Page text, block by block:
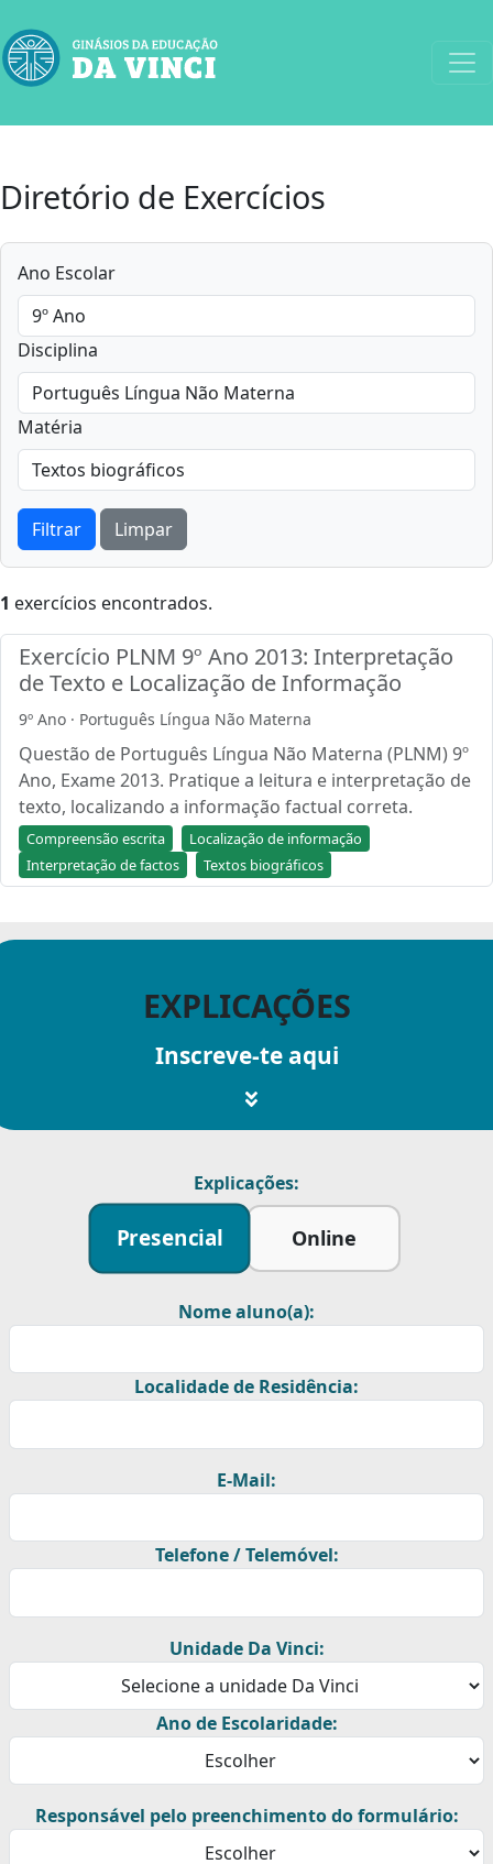
Diretório de Exercícios
Ano Escolar
Disciplina
Matéria
Filtrar Limpar
1 exercícios encontrados.
Exercício PLNM 9º Ano 2013: Interpretação
de Texto e Localização de Informação
9º Ano · Português Língua Não Materna
Questão de Português Língua Não Materna (PLNM) 9º
Ano, Exame 2013. Pratique a leitura e interpretação de
texto, localizando a informação factual correta.
Compreensão escrita
Localização de informação
Interpretação de factos
Textos biográficos
EXPLICAÇÕES
Inscreve-te aqui
Explicações:
Presencial Online
Nome aluno(a):
Localidade de Residência:
E-Mail:
Telefone / Telemóvel:
Unidade Da Vinci:
Ano de Escolaridade:
Responsável pelo preenchimento do formulário: